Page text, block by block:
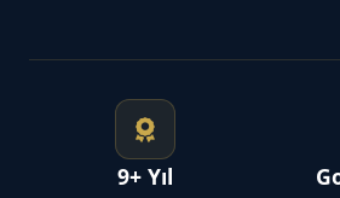
9+ Yıl